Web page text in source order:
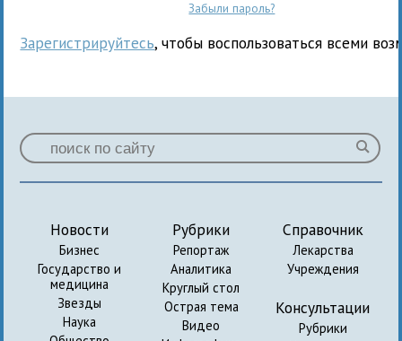
Забыли пароль?
Зарегистрируйтесь, чтобы воспользоваться всеми
Новости
Бизнес
Государство и
медицина
Звезды
Наука
Рубрики
Репортаж
Аналитика
Круглый стол
Острая тема
Видео
Справочник
Лекарства
Учреждения
Консультации
Рубрики